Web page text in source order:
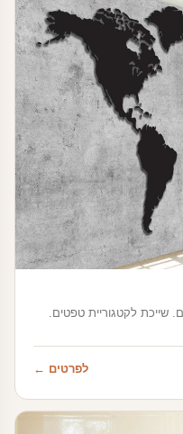
שייכת לקטגוריית טפטים.
לפרטים ←